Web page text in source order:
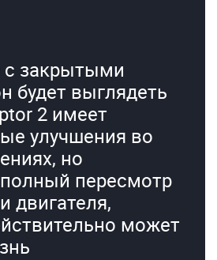
с закрытыми
будет выглядеть
2 имеет
улучшения во
но
пересмотр
двигателя,
может